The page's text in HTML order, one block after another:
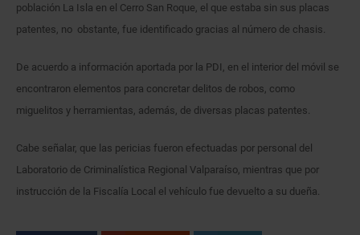
población La Isla en el Cerro San Roque, el que estaba sin sus placas
patentes, no obstante, fue identificado gracias al número de chasis.
De acuerdo a información aportada por la PDI, en el interior del móvil se
encontraron elementos para concretar delitos de robos, como
miguelitos y herramientas, además, de diversas placas patentes.
Cabe señalar, que las pericias fueron efectuadas por personal del
Laboratorio de Criminalística Regional Valparaíso, mientras que por
instrucción de la Fiscalía Local el vehículo fue devuelto a su dueña.